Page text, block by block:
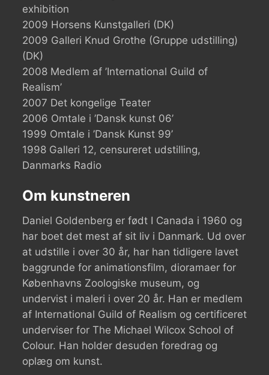
exhibition
2009 Horsens Kunstgalleri (DK)
2009 Galleri Knud Grothe (Gruppe udstilling)
(DK)
2008 Medlem af ’International Guild of
Realism’
2007 Det kongelige Teater
2006 Omtale i ’Dansk kunst 06’
1999 Omtale i ’Dansk Kunst 99’
1998 Galleri 12, censureret udstilling,
Danmarks Radio
Om kunstneren
Daniel Goldenberg er født I Canada i 1960 og
har boet det mest af sit liv i Danmark. Ud over
at udstille i over 30 år, har han tidligere lavet
baggrunde for animationsfilm, dioramaer for
Københavns Zoologiske museum, og
undervist i maleri i over 20 år. Han er medlem
af International Guild of Realism og certificeret
underviser for The Michael Wilcox School of
Colour. Han holder desuden foredrag og
oplæg om kunst.